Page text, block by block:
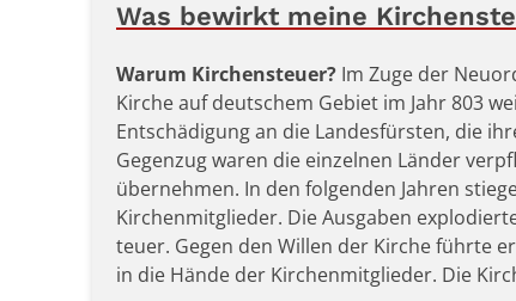
Was bewirkt meine
Warum Kirchensteuer? Im Zuge der
Kirche auf deutschem Gebiet im Jahr 803
Entschädigung an die Landesfürsten, die
Gegenzug waren die einzelnen Länder
übernehmen. In den folgenden Jahren
Kirchenmitglieder. Die Ausgaben
teuer. Gegen den Willen der Kirche führte
in die Hände der Kirchenmitglieder. Die